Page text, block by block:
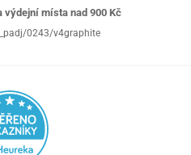
výdejní místa nad 900 Kč
0243/v4graphite